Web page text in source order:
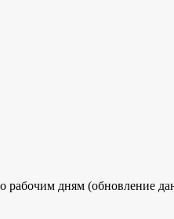
рабочим дням (обновление